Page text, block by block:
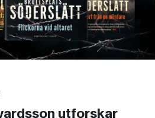
utforskar